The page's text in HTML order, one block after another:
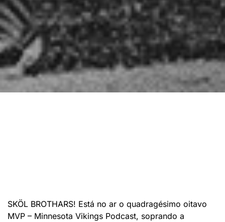
SKÖL BROTHARS! Está no ar o quadragésimo oitavo
MVP – Minnesota Vikings Podcast, soprando a